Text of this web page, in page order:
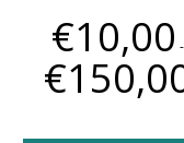
€10,00 -
€